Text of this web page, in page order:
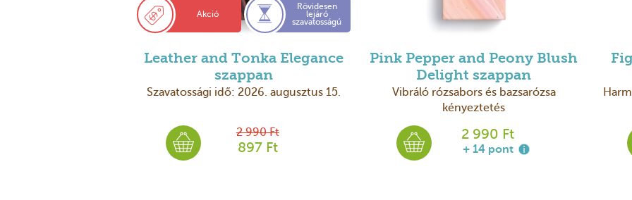
Akció
Rövidesen
lejáró
szavatosságú
Leather and Tonka Elegance
szappan
Szavatossági idő: 2026. augusztus 15.
2 990 Ft
897 Ft
Pink Pepper and Peony Blush
Delight szappan
Vibráló rózsabors és bazsarózsa
kényeztetés
2 990 Ft
+ 14 pont